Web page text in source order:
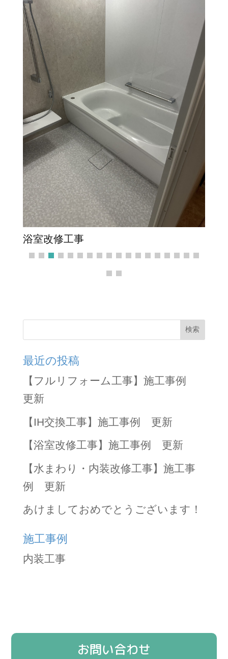
浴室改修工事
検索
最近の投稿
【フルリフォーム工事】施工事例
更新
【IH交換工事】施工事例 更新
【浴室改修工事】施工事例 更新
【水まわり・内装改修工事】施工事
例 更新
あけましておめでとうございます！
施工事例
内装工事
お問い合わせ